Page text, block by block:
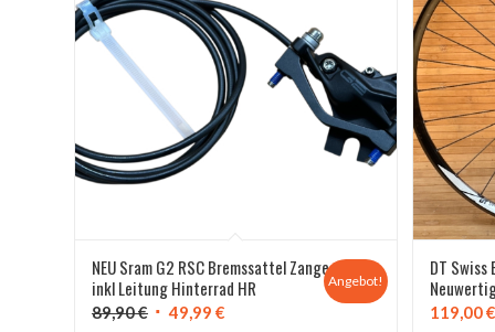
NEU Sram G2 RSC Bremssattel Zange
inkl Leitung Hinterrad HR
89,90€ Ursprünglicher
49,99 €
Angebot!
DT Swiss
119,00€